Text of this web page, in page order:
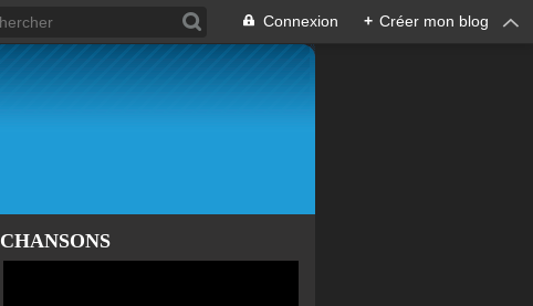
Connexion + Créer mon blog
CHANSONS